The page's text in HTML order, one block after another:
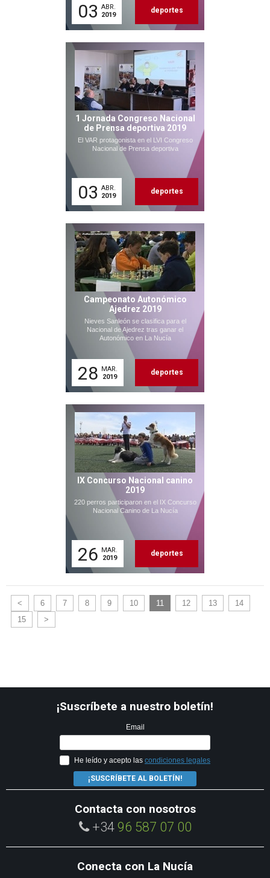
03 ABR.
2019
deportes
1 Jornada Congreso Nacional
de Prensa deportiva 2019
El VAR protagonista en el LVI Congreso
Nacional de Prensa deportiva
03 ABR.
2019
deportes
Campeonato Autonómico
Ajedrez 2019
Nieves Sanleón se clasifica para el
Nacional de Ajedrez tras ganar el
Autonómico en La Nucía
28 MAR.
2019
deportes
IX Concurso Nacional canino
2019
220 perros participaron en el IX Concurso
Nacional Canino de La Nucía
26 MAR.
2019
deportes
< 6 7 8 9 10 11 12 13
14
15
>
¡Suscríbete a nuestro boletín!
Email
He leído y acepto las condiciones legales
¡SUSCRÍBETE AL BOLETÍN!
Contacta con nosotros
+34 96 587 07 00
Conecta con La Nucía